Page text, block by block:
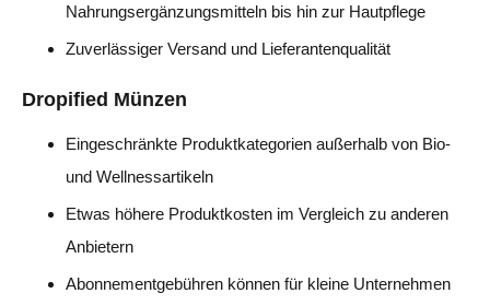
Nahrungsergänzungsmitteln bis hin zur Hautpflege
Zuverlässiger Versand und Lieferantenqualität
Dropified Münzen
Eingeschränkte Produktkategorien außerhalb von Bio-
und Wellnessartikeln
Etwas höhere Produktkosten im Vergleich zu anderen
Anbietern
Abonnementgebühren können für kleine Unternehmen